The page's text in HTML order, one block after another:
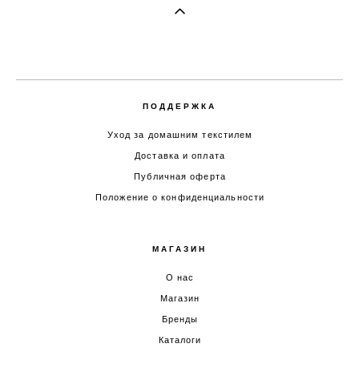
ПОДДЕРЖКА
Уход за домашним текстилем
Доставка и оплата
Публичная оферта
Положение о конфиденциальности
МАГАЗИН
О нас
Магазин
Бренды
Каталоги